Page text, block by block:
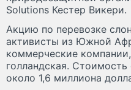
Solutions Кестер Викери.
Акцию по перевозке
активисты из Южной
коммерческие
голландская.
около 1,6 миллиона